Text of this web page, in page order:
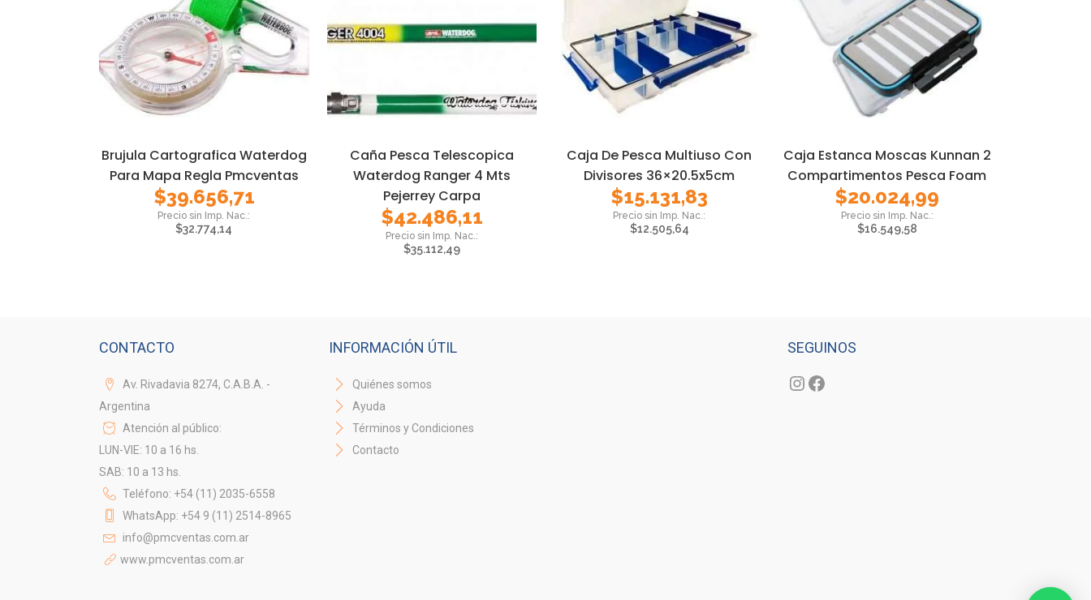
Brujula Cartografica Waterdog
Para Mapa Regla Pmcventas
$39.656,71
$32.774,14
Caña Pesca Telescopica
Waterdog Ranger 4 Mts
Pejerrey Carpa
$42.486,11
$35.112,49
Caja De Pesca Multiuso Con
Divisores 36×20.5x5cm
$15.131,83
$12.505,64
Caja Estanca Moscas Kunnan 2
Compartimentos Pesca Foam
$20.024,99
$16.549,58
CONTACTO
Av. Rivadavia 8274, C.A.B.A. -
Argentina
Atención al público:
LUN-VIE: 10 a 16 hs.
SAB: 10 a 13 hs.
Teléfono: +54 (11) 2035-6558
WhatsApp: +54 9 (11) 2514-8965
info@pmcventas.com.ar
www.pmcventas.com.ar
INFORMACIÓN ÚTIL
Quiénes somos
Ayuda
Términos y Condiciones
Contacto
SEGUINOS
Instagram
Facebook